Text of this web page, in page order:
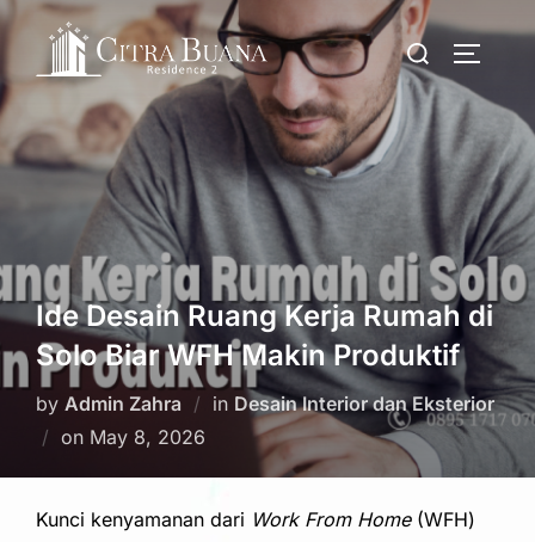
Skip
content
Search
for:
Ide Desain Ruang Kerja Rumah di
Solo Biar WFH Makin Produktif
by Admin Zahra in Desain Interior dan Eksterior
on Posted
May 8, 2026
Kunci kenyamanan dari Work From Home(WFH)